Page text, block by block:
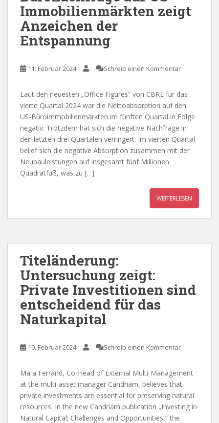
Immobilienmärkten zeigt
Anzeichen der
Entspannung
11. Februar 2024 Schreib einen Kommentar
Laut den neuesten „Office Figures“ von CBRE für das
vierte Quartal 2024 war die Nettoabsorption auf den
US-Büroimmobilienmärkten im fünften Quartal in Folge
negativ. Trotzdem hat sich die negative Nachfrage in
den letzten drei Quartalen verringert. Im vierten Quartal
belief sich die negative Absorption zusammen mit der
Neubauleistungen auf insgesamt fünf Millionen
Quadratfuß, was zu […]
WEITERLESEN
Titeländerung:
Untersuchung zeigt:
Private Investitionen sind
entscheidend für das
Naturkapital
10. Februar 2024 Schreib einen Kommentar
Maïa Ferrand, Co-Head of External Multi-Management
at the multi-asset manager Candriam, believes that
private investments are essential for preserving natural
resources. In the new Candriam publication „Investing in
Natural Capital: Challenges and Opportunities,“ the